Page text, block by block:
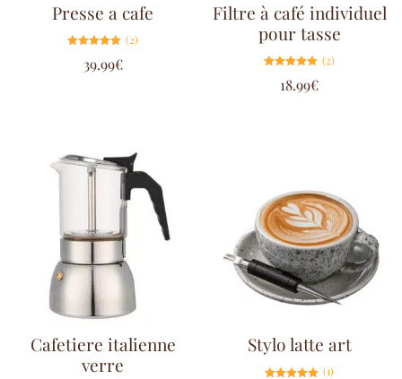
Presse a cafe
5.00
sur 5
(2)
39.99€
Filtre à café individuel
pour tasse
5.00
sur 5
(2)
18.99€
Cafetiere italienne
verre
Stylo latte art
(1)